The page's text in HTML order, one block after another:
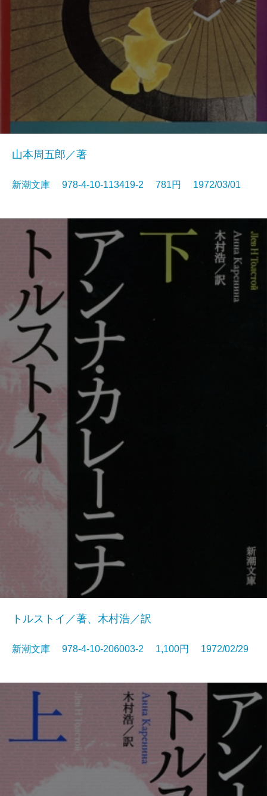
山本周五郎／著
新潮文庫 978-4-10-113419-2 781円 1972/03/01
トルストイ／著、木村浩／訳
新潮文庫 978-4-10-206003-2 1,100円 1972/02/29